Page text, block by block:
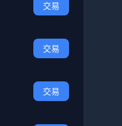
交易
交易
交易